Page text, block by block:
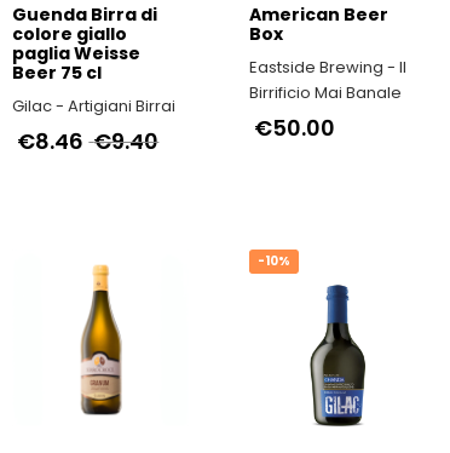
Guenda Birra di
colore giallo
paglia Weisse
Beer 75 cl
Gilac - Artigiani Birrai
€9.40
€8.46
American Beer
Box
Eastside Brewing - Il
Birrificio Mai Banale
€50.00
-10%